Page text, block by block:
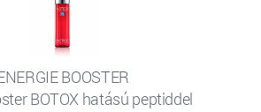
BOOSTER
BOTOX hatású peptiddel